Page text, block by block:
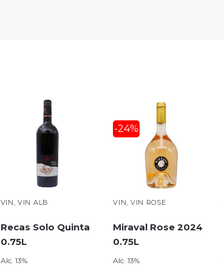
VIN ,VIN ALB
Recas Solo Quinta
0.75L
Alc. 13%
-24%
VIN VIN ROSE
Miraval Rose 2024
0.75L
Alc. 13%